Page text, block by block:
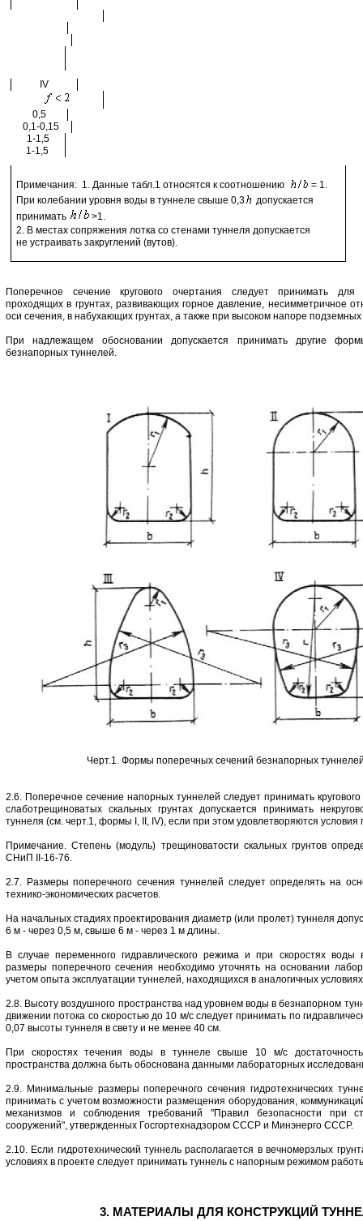
IV
0,5
0,1-0,15
1-1,5
1-1,5
Примечания: 1. Данные табл.1 относятся к соотношению
= 1.
При колебании уровня воды в туннеле свыше 0,3
допускается
принимать
>1.
2. В местах сопряжения лотка со стенами туннеля допускается
не устраивать закруглений (вутов).
Поперечное сечение кругового очертания следует принимать для
проходящих в грунтах, развивающих горное давление, несимметричное
оси сечения, в набухающих грунтах, а также при высоком напоре подземных
При надлежащем обосновании допускается принимать другие
безнапорных туннелей.
Черт.1. Формы поперечных сечений безнапорных
2.6. Поперечное сечение напорных туннелей следует принимать
слаботрещиноватых скальных грунтах допускается принимать
туннеля (см. черт.1, формы I, II, IV), если при этом удовлетворяются условия
Примечание. Степень (модуль) трещиноватости скальных грунтов
СНиП II-16-76.
2.7. Размеры поперечного сечения туннелей следует определять на
технико-экономических расчетов.
На начальных стадиях проектирования диаметр (или пролет) туннеля
6 м - через 0,5 м, свыше 6 м - через 1 м длины.
В случае переменного гидравлического режима и при скоростях
размеры поперечного сечения необходимо уточнять на основании
учетом опыта эксплуатации туннелей, находящихся в аналогичных
2.8. Высоту воздушного пространства над уровнем воды в безнапорном
движении потока со скоростью до 10 м/с следует принимать по
0,07 высоты туннеля в свету и не менее 40 см.
При скоростях течения воды в туннеле свыше 10 м/с достаточность
пространства должна быть обоснована данными лабораторных
2.9. Минимальные размеры поперечного сечения гидротехнических
принимать с учетом возможности размещения оборудования,
механизмов и соблюдения требований "Правил безопасности при
сооружений", утвержденных Госгортехнадзором СССР и Минэнерго СССР.
2.10. Если гидротехнический туннель располагается в вечномерзлых
условиях в проекте следует принимать туннель с напорным режимом
3. МАТЕРИАЛЫ ДЛЯ КОНСТРУКЦИЙ